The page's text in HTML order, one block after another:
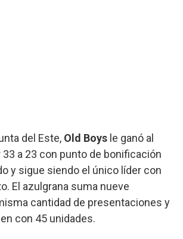
del Este, Old Boys le ganó al
33 a 23 con punto de bonificación
y sigue siendo el único líder con
El azulgrana suma nueve
cantidad de presentaciones y
con 45 unidades.